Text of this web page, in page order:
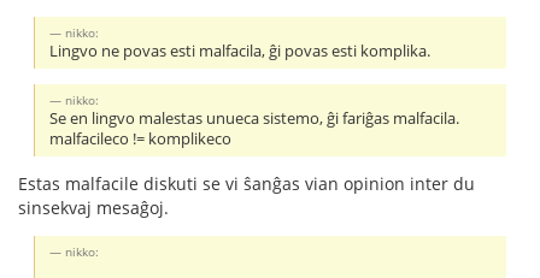
nikko:
Lingvo ne povas esti malfacila, ĝi povas esti komplika.
nikko:
Se en lingvo malestas unueca sistemo, ĝi fariĝas malfacila.
malfacileco != komplikeco
Estas malfacile diskuti se vi ŝanĝas vian opinion inter du
sinsekvaj mesaĝoj.
nikko: